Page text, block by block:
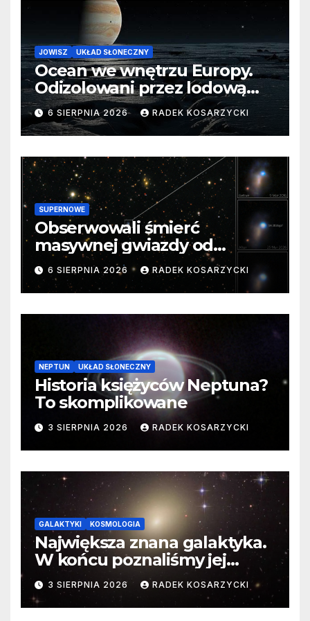
JOWISZ UKŁAD SŁONECZNY
Ocean we wnętrzu Europy.
Odizolowani przez lodową
barierę
6 SIERPNIA 2026 RADEK KOSARZYCKI
SUPERNOWE
Obserwowali śmierć
masywnej gwiazdy od
samego początku. Niezwykle
cenne dane
6 SIERPNIA 2026 RADEK KOSARZYCKI
NEPTUN UKŁAD SŁONECZNY
Historia księżyców Neptuna?
To skomplikowane
3 SIERPNIA 2026 RADEK KOSARZYCKI
GALAKTYKI KOSMOLOGIA
Największa znana galaktyka.
W końcu poznaliśmy jej
faktyczne wymiary
3 SIERPNIA 2026 RADEK KOSARZYCKI